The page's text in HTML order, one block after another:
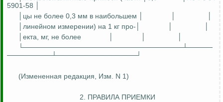
5901-58 │
цы не более 0,3 мм в наибольшем │
│линейном измерении) на 1 кг про-│
екта, мг, не более
└────────────────────────────────┴─────
─────────┴────────────────┘
(Измененная редакция, Изм. N 1)
2. ПРАВИЛА ПРИЕМКИ